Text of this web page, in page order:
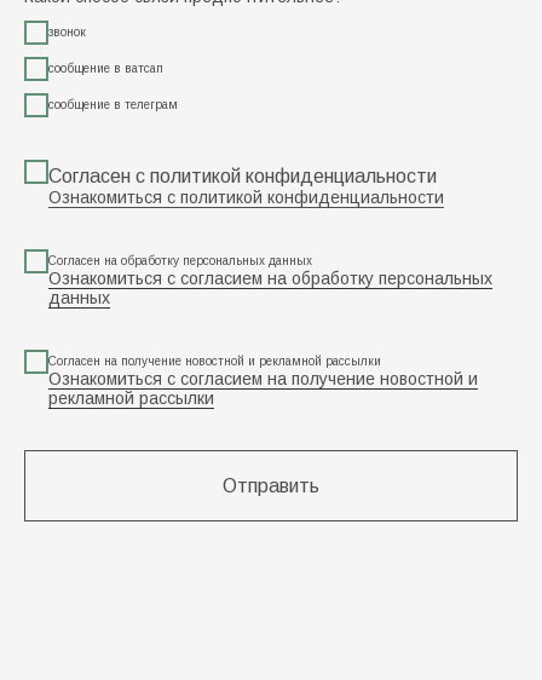
звонок
сообщение в ватсап
сообщение в телеграм
Согласен с политикой конфиденциальности
Ознакомиться с политикой конфиденциальности
Согласен на обработку персональных данных
Ознакомиться с согласием на обработку персональных
данных
Согласен на получение новостной и рекламной рассылки
Ознакомиться с согласием на получение новостной и
рекламной рассылки
Отправить